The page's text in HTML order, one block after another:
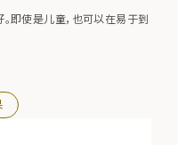
即使是儿童，也可以在易于到